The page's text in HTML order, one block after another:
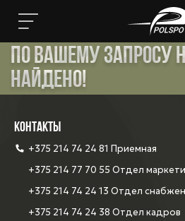
По вашему запросу
найдено!
КОНТАКТЫ
+375 214 74 24 81 Приемная
+375 214 77 70 55 Отдел
+375 214 74 24 13 Отдел
+375 214 74 24 38 Отдел кадров